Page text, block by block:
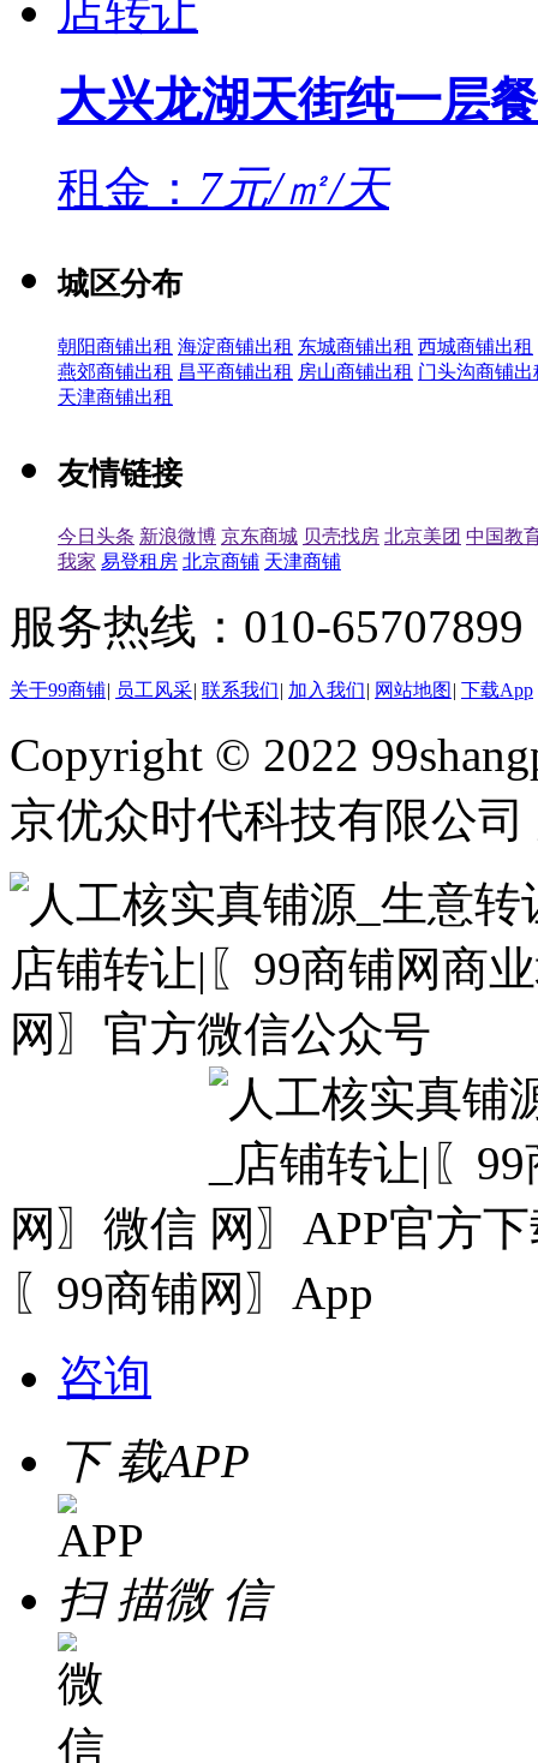
大兴龙湖天街纯一层
租金： 7元/㎡/天
城区分布
朝阳商铺出租 海淀商铺出租 东城商铺出租 西城商铺出租
燕郊商铺出租 昌平商铺出租 房山商铺出租 门头沟商铺出
天津商铺出租
友情链接
今日头条 新浪微博 京东商城 贝壳找房 北京美团 中国教
我家 易登租房 北京商铺 天津商铺
服务热线：010-
关于99商铺| 员工风采| 联系我们| 加入我们| 网站地图 | 下载App
Copyright © 2022
京优众时代科技有限公
网〗微信
〖99商铺网〗App
咨询
下 载APP
扫 描微 信